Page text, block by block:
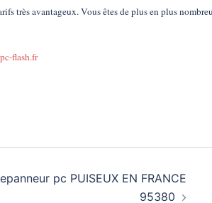
très avantageux. Vous êtes de plus en plus
flash.fr
pc PUISEUX EN FRANCE
95380